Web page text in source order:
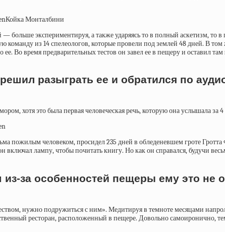
Койка Монталбини
экспериментируя, а также ударяясь то в полный аскетизм, то в
из 14 спелеологов, которые провели под землей 48 дней. В
Во время предварительных тестов он завел ее в пещеру и оставил там
разыграть ее и обратился по
хотя это была первая человеческая речь, которую она услышала за
пожилым человеком, просидел 235 дней в обледеневшем гроте
лампу, чтобы почитать книгу. Но как он справался, будучи
из-за особенностей пещеры ему это
нужно подружиться с ним». Медитируя в темноте месяцами
ресторан, расположенный в пещере. Довольно самоиронично,